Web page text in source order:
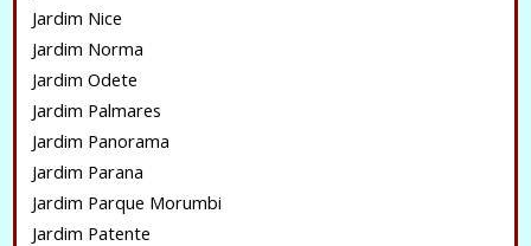
Jardim Nice
Jardim Norma
Jardim Odete
Jardim Palmares
Jardim Panorama
Jardim Parana
Jardim Parque Morumbi
Jardim Patente